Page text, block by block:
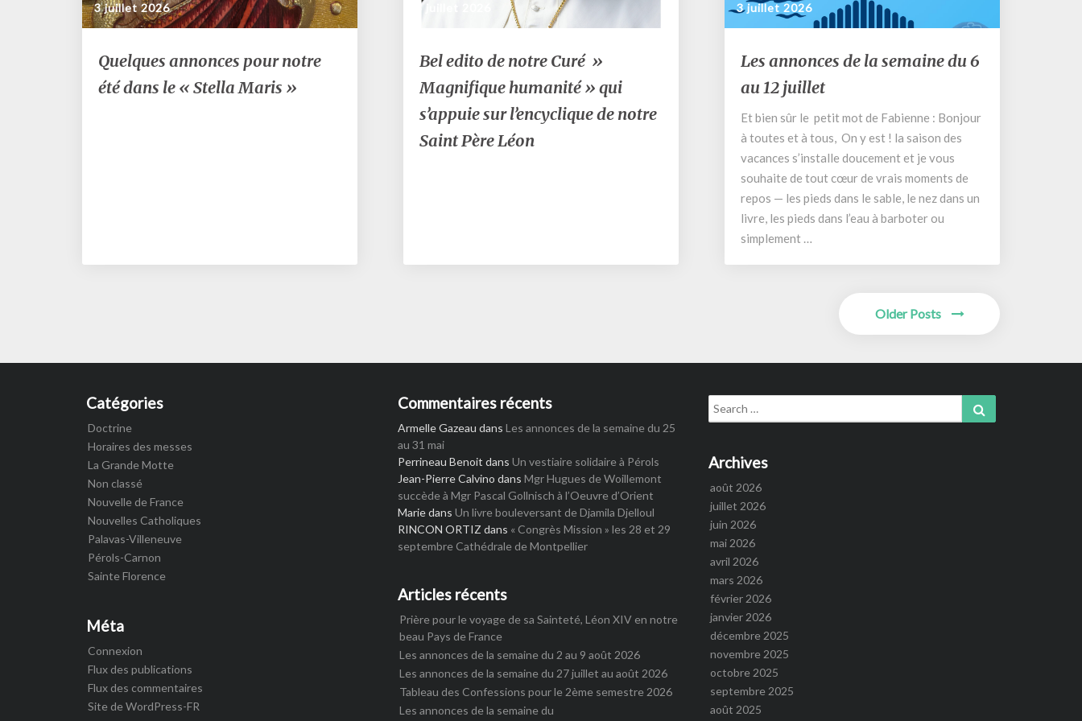
3 juillet 2026
Quelques
annonces
pour
Quelques annonces pour notre
été dans le « Stella Maris »
3 juillet 2026
Bel
edito
de
notre
Curé
»
de
Bel edito de notre Curé »
Magnifique humanité » qui
s’appuie sur l’encyclique de notre
Saint Père Léon
3 juillet 2026
Les
annonces
de
semaine
du
6
au
12
juillet
Les annonces de la semaine du 6
au 12 juillet
Et bien sûr le petit mot de Fabienne : Bonjour
à toutes et à tous, On y est ! la saison des
vacances s’installe doucement et je vous
souhaite de tout cœur de vrais moments de
repos — les pieds dans le sable, le nez dans un
livre, les pieds dans l’eau à barboter ou
simplement …
Older Posts
Catégories
Doctrine
Horaires des messes
La Grande Motte
Non classé
Nouvelle de France
Nouvelles Catholiques
Palavas-Villeneuve
Pérols-Carnon
Sainte Florence
Méta
Connexion
Flux des publications
Flux des commentaires
Site de WordPress-FR
Commentaires récents
Armelle Gazeau dans Les annonces de la semaine du 25
au 31 mai
Perrineau Benoit dans Un vestiaire solidaire à Pérols
Jean-Pierre Calvino dans Mgr Hugues de Woillemont
succède à Mgr Pascal Gollnisch à l’Oeuvre d’Orient
Mariedans Un livre bouleversant de Djamila Djelloul
RINCON ORTIZ dans « Congrès Mission » les 28 et 29
septembre Cathédrale de Montpellier
Articles récents
Prière pour le voyage de sa Sainteté, Léon XIV en notre
beau Pays de France
Les annonces de la semaine du 2 au 9 août 2026
Les annonces de la semaine du 27 juillet au août 2026
Tableau des Confessions pour le 2ème semestre 2026
Les annonces de la semaine du
Search
for:
Archives
août 2026
juillet 2026
juin 2026
mai 2026
avril 2026
mars 2026
février 2026
janvier 2026
décembre 2025
novembre 2025
octobre 2025
septembre 2025
août 2025